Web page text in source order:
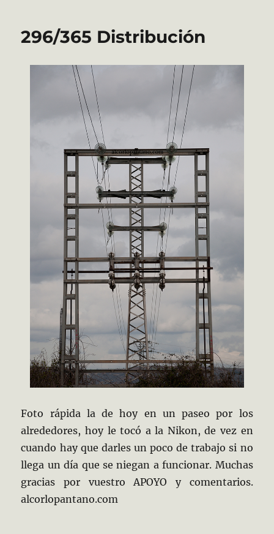
296/365 Distribución
Foto rápida la de hoy en un paseo por los
alrededores, hoy le tocó a la Nikon, de vez en
cuando hay que darles un poco de trabajo si no
llega un día que se niegan a funcionar. Muchas
gracias por vuestro APOYO y comentarios.
alcorlopantano.com